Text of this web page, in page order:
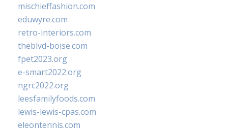
mischieffashion.com
eduwyre.com
retro-interiors.com
theblvd-boise.com
fpet2023.org
e-smart2022.org
ngrc2022.org
leesfamilyfoods.com
lewis-lewis-cpas.com
eleontennis.com